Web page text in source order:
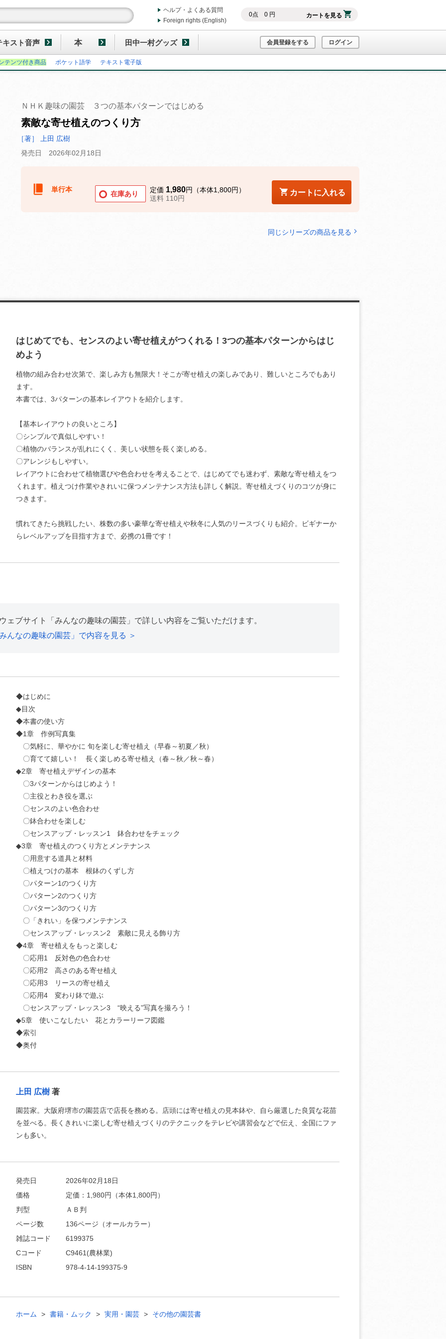
0点 0円 カートを見る
ヘルプ・よくある質問
Foreign rights (English)
キスト音声 本 田中一村グッズ 会員登録をする ログイン
テンツ付き商品 ポケット語学 テキスト電子版
お支払いに進む
他にも商品を買う
ＮＨＫ趣味の園芸 ３つの基本パターンではじめる
素敵な寄せ植えのつくり方
［著］ 上田 広樹
発売日 2026年02月18日
単行本
在庫あり 定価 1,980円（本体1,800円）
送料 110円
カートに入れる
同じシリーズの商品を見る
はじめてでも、センスのよい寄せ植えがつくれる！3つの基本パターンからはじ
めよう
植物の組み合わせ次第で、楽しみ方も無限大！そこが寄せ植えの楽しみであり、難しいところでもあり
ます。
本書では、3パターンの基本レイアウトを紹介します。
【基本レイアウトの良いところ】
〇シンプルで真似しやすい！
〇植物のバランスが乱れにくく、美しい状態を長く楽しめる。
〇アレンジもしやすい。
レイアウトに合わせて植物選びや色合わせを考えることで、はじめてでも迷わず、素敵な寄せ植えをつ
くれます。植えつけ作業やきれいに保つメンテナンス方法も詳しく解説。寄せ植えづくりのコツが身に
つきます。
慣れてきたら挑戦したい、株数の多い豪華な寄せ植えや秋冬に人気のリースづくりも紹介。ビギナーか
らレベルアップを目指す方まで、必携の1冊です！
ェブサイト「みんなの趣味の園芸」で詳しい内容をご覧いただけます。
んなの趣味の園芸」で内容を見る ＞
◆はじめに
◆目次
◆本書の使い方
◆1章 作例写真集
〇気軽に、華やかに 旬を楽しむ寄せ植え（早春～初夏／秋）
〇育てて嬉しい！ 長く楽しめる寄せ植え（春～秋／秋～春）
◆2章 寄せ植えデザインの基本
〇3パターンからはじめよう！
〇主役とわき役を選ぶ
〇センスのよい色合わせ
〇鉢合わせを楽しむ
〇センスアップ・レッスン1 鉢合わせをチェック
◆3章 寄せ植えのつくり方とメンテナンス
〇用意する道具と材料
〇植えつけの基本 根鉢のくずし方
〇パターン1のつくり方
〇パターン2のつくり方
〇パターン3のつくり方
〇「きれい」を保つメンテナンス
〇センスアップ・レッスン2 素敵に見える飾り方
◆4章 寄せ植えをもっと楽しむ
〇応用1 反対色の色合わせ
〇応用2 高さのある寄せ植え
〇応用3 リースの寄せ植え
〇応用4 変わり鉢で遊ぶ
〇センスアップ・レッスン3 “映える”写真を撮ろう！
◆5章 使いこなしたい 花とカラーリーフ図鑑
◆索引
◆奥付
上田 広樹著
園芸家。大阪府堺市の園芸店で店長を務める。店頭には寄せ植えの見本鉢や、自ら厳選した良質な花苗
を並べる。長くきれいに楽しむ寄せ植えづくりのテクニックをテレビや講習会などで伝え、全国にファ
ンも多い。
発売日
2026年02月18日
価格
定価： 1,980円（本体1,800円）
判型
ＡＢ判
ページ数
136ページ（オールカラー）
雑誌コード
6199375
Cコード
C9461(農林業)
ISBN
978-4-14-199375-9
ホーム 書籍・ムック 実用・園芸 その他の園芸書